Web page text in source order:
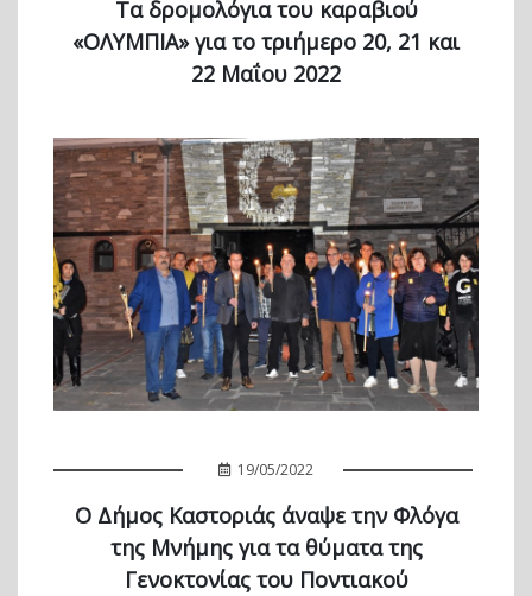
Τα δρομολόγια του καραβιού
«ΟΛΥΜΠΙΑ» για το τριήμερο 20, 21 και
22 Μαΐου 2022
19/05/2022
Ο Δήμος Καστοριάς άναψε την Φλόγα
της Μνήμης για τα θύματα της
Γενοκτονίας του Ποντιακού